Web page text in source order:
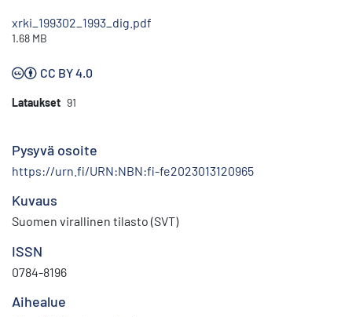
xrki_199302_1993_dig.pdf
1.68 MB
CC BY 4.0
Lataukset 91
Pysyvä osoite
https://urn.fi/URN:NBN:fi-fe2023013120965
Kuvaus
Suomen virallinen tilasto (SVT)
ISSN
0784-8196
Aihealue